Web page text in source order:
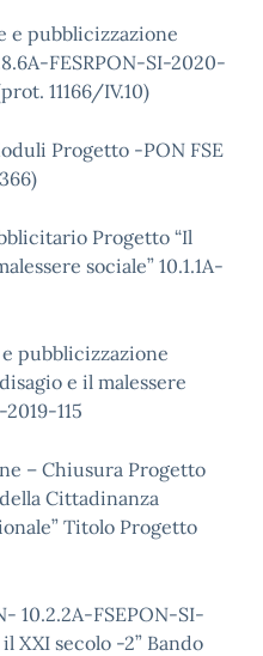
e pubblicizzazione
FESRPON-SI-2020-
11166/IV.10)
Progetto -PON FSE
Progetto “Il
sociale” 10.1.1A-
pubblicizzazione
e il malessere
115
– Chiusura Progetto
Cittadinanza
Titolo Progetto
10.2.2A-FSEPON-SI-
XXI secolo -2” Bando